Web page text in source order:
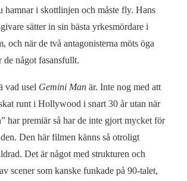
hamnar i skottlinjen och måste fly. Hans
sätter in sin bästa yrkesmördare i
och när de två antagonisterna möts öga
de något fasansfullt.
vad usel Gemini Man är. Inte nog med att
runt i Hollywood i snart 30 år utan när
har premiär så har de inte gjort mycket för
Den här filmen känns så otroligt
Det är något med strukturen och
scener som kanske funkade på 90-talet,